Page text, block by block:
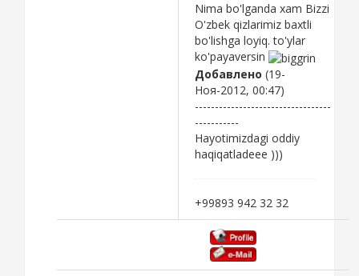
Nima bo'lganda xam Bizzi
O'zbek qizlarimiz baxtli
bo'lishga loyiq. to'ylar
ko'payaversin
Добавлено (19-
Ноя-2012, 00:47)
----------------------------------
-----------
Hayotimizdagi oddiy
haqiqatladeee )))
+99893 942 32 32